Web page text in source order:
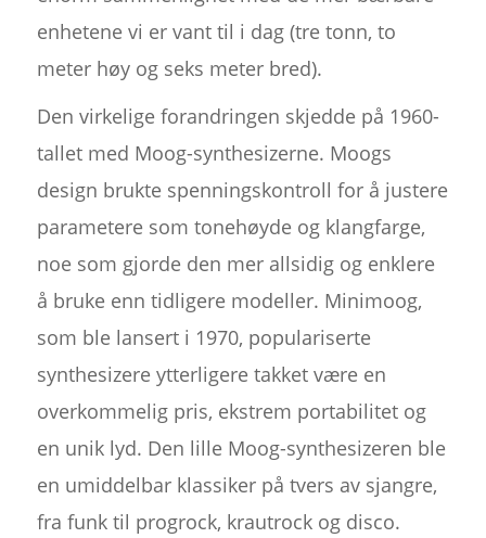
enhetene vi er vant til i dag (tre tonn, to
meter høy og seks meter bred).
Den virkelige forandringen skjedde på 1960-
tallet med Moog-synthesizerne. Moogs
design brukte spenningskontroll for å justere
parametere som tonehøyde og klangfarge,
noe som gjorde den mer allsidig og enklere
å bruke enn tidligere modeller. Minimoog,
som ble lansert i 1970, populariserte
synthesizere ytterligere takket være en
overkommelig pris, ekstrem portabilitet og
en unik lyd. Den lille Moog-synthesizeren ble
en umiddelbar klassiker på tvers av sjangre,
fra funk til progrock, krautrock og disco.